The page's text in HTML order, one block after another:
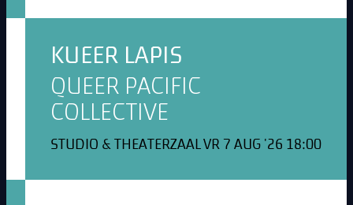
KUEER LAPIS
QUEER PACIFIC
COLLECTIVE
STUDIO & THEATERZAALVR 7 AUG '26 18:00